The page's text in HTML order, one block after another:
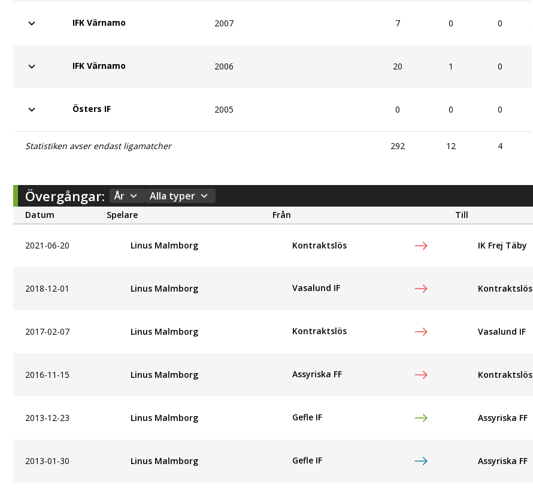
IFK Värnamo 2007 7 0 0
IFK Värnamo 2006 20 1 0
Östers IF 2005 0 0 0
Statistiken avser endast ligamatcher 292 12 4
Övergångar: År Alla typer
Datum Spelare Från Till
2021-06-20 Linus Malmborg Kontraktslös IK Frej Täby
2018-12-01 Linus Malmborg Vasalund IF Kontraktslös
2017-02-07 Linus Malmborg Kontraktslös Vasalund IF
2016-11-15 Linus Malmborg Assyriska FF Kontraktslös
2013-12-23 Linus Malmborg Gefle IF Assyriska FF
2013-01-30 Linus Malmborg Gefle IF Assyriska FF